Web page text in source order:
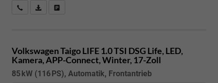
Kostenloser Rückruf-Service
PDF-Datei, Fahrzeugexposé drucken
Volkswagen TaigoLIFE 1.0 TSI DSG Life, LED,
Kamera, APP-Connect, Winter, 17-Zoll
85 kW (116 PS), Automatik, Frontantrieb